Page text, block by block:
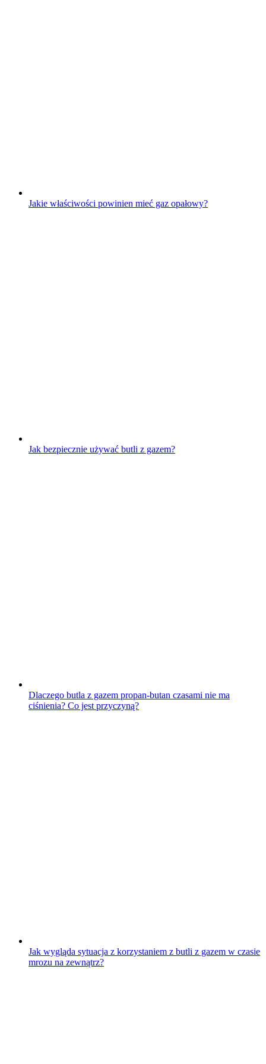
Jakie właściwości powinien mieć gaz opałowy?
Jak bezpiecznie używać butli z gazem?
Dlaczego butla z gazem propan-butan czasami nie ma
ciśnienia? Co jest przyczyną?
Jak wygląda sytuacja z korzystaniem z butli z gazem w czasie
mrozu na zewnątrz?